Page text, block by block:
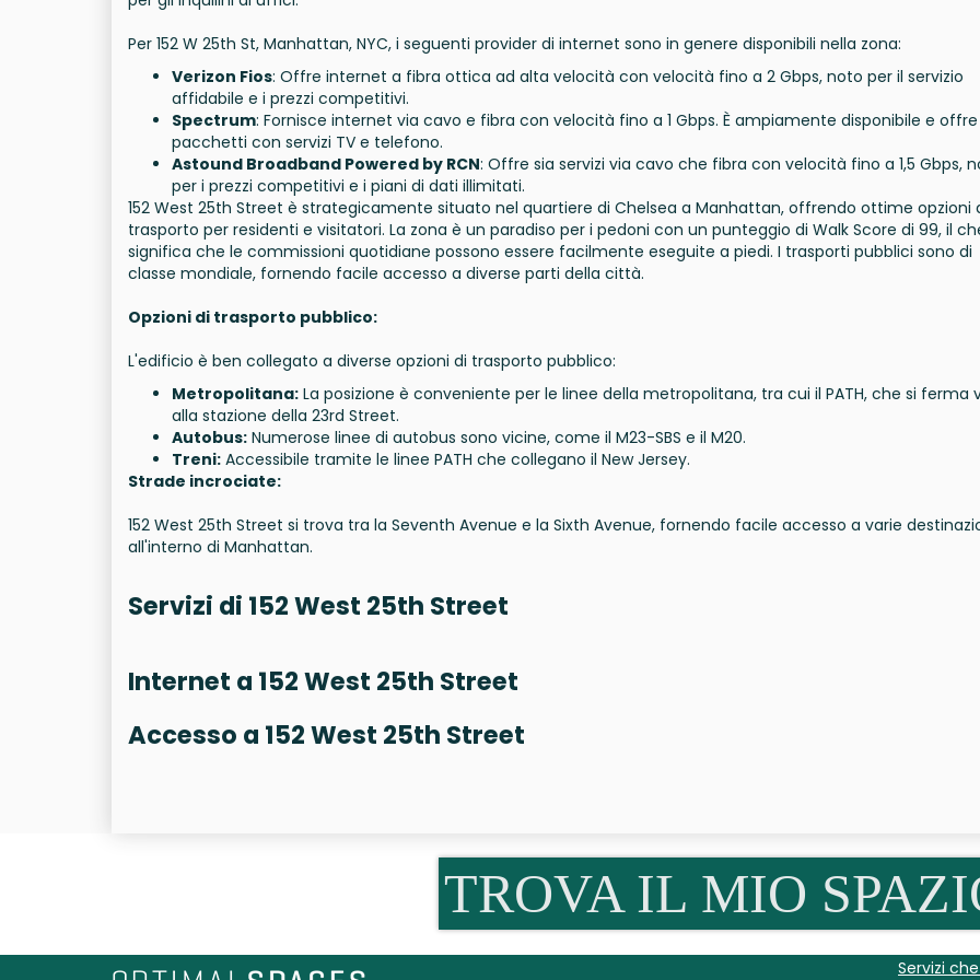
Per 152 W 25th St, Manhattan, NYC, i seguenti provider di internet sono in genere disponibili nella zona:
Verizon Fios: Offre internet a fibra ottica ad alta velocità con velocità fino a 2 Gbps, noto per il servizio
affidabile e i prezzi competitivi.
Spectrum: Fornisce internet via cavo e fibra con velocità fino a 1 Gbps. È ampiamente disponibile e offre
pacchetti con servizi TV e telefono.
Astound Broadband Powered by RCN: Offre sia servizi via cavo che fibra con velocità fino a 1,5 Gbps,
per i prezzi competitivi e i piani di dati illimitati.
152 West 25th Street è strategicamente situato nel quartiere di Chelsea a Manhattan, offrendo ottime opzioni
trasporto per residenti e visitatori. La zona è un paradiso per i pedoni con un punteggio di Walk Score di 99, il
significa che le commissioni quotidiane possono essere facilmente eseguite a piedi. I trasporti pubblici sono di
classe mondiale, fornendo facile accesso a diverse parti della città.
Opzioni di trasporto pubblico:
L'edificio è ben collegato a diverse opzioni di trasporto pubblico:
Metropolitana: La posizione è conveniente per le linee della metropolitana, tra cui il PATH, che si ferma
alla stazione della 23rd Street.
Autobus: Numerose linee di autobus sono vicine, come il M23-SBS e il M20.
Treni: Accessibile tramite le linee PATH che collegano il New Jersey.
Strade incrociate:
152 West 25th Street si trova tra la Seventh Avenue e la Sixth Avenue, fornendo facile accesso a varie
all'interno di Manhattan.
Servizi di 152 West 25th Street
Internet a 152 West 25th Street
Accesso a 152 West 25th Street
TROVA IL MIO
Servizi